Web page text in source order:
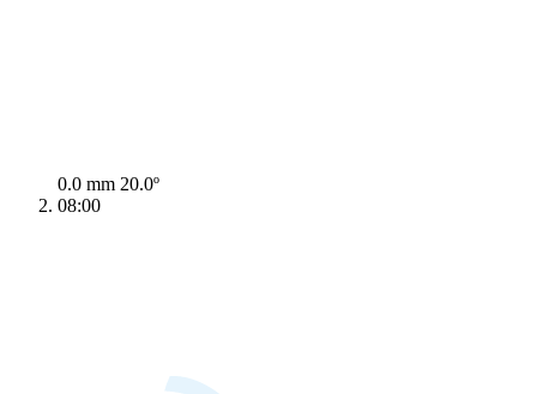
0.0 mm 20.0º
08:00